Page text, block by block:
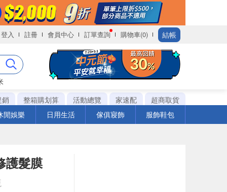
登入 註冊 會員中心 訂單查詢 購物車(0) 結帳
銷
整箱購划算 活動總覽 家速配
超商取貨
閒娛樂
日用生活 傢俱寢飾 服飾鞋包
護髮膜